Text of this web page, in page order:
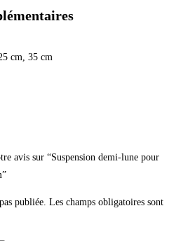
cm, 35 cm
avis sur “Suspension demi-lune pour
publiée. Les champs obligatoires sont